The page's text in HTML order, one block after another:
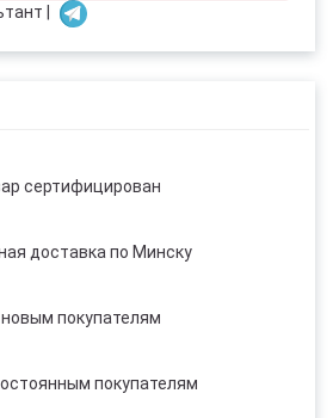
|
сертифицирован
доставка по Минску
покупателям
покупателям